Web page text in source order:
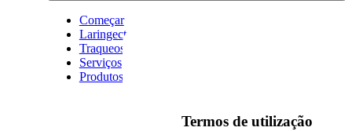
Começar
Laringectomia
Traqueostomia
Serviços
Produtos
Termos de utilização